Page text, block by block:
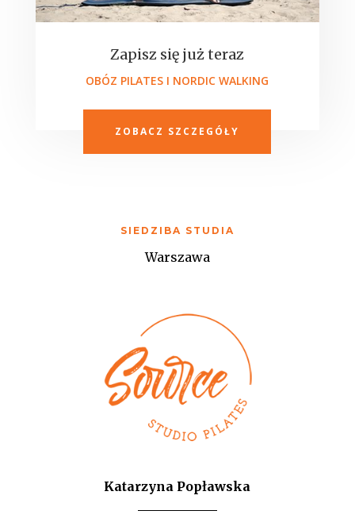
Zapisz się już teraz
OBÓZ PILATES I NORDIC WALKING
ZOBACZ SZCZEGÓŁY
SIEDZIBA STUDIA
Warszawa
Katarzyna Popławska